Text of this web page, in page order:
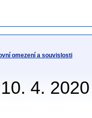
omezení a souvislosti
4.